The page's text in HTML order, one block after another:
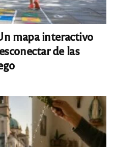
mapa interactivo
de las